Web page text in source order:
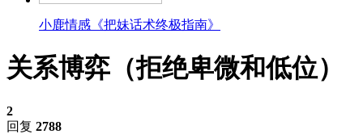
小鹿情感《把妹话术终极指南》
关系博弈（拒绝卑微和低位）
2
回复 2788